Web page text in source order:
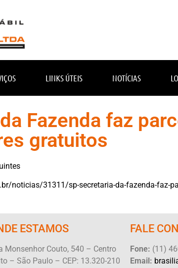
LINKS ÚTEIS NOTÍCIAS
Fazenda faz
gratuitos
noticias/31311/sp-secretaria-da-fazenda-faz-
ESTAMOS
Monsenhor Couto, 540 – Centro
– São Paulo – CEP: 13.320-210
FALE
Fone: (11)
Email: